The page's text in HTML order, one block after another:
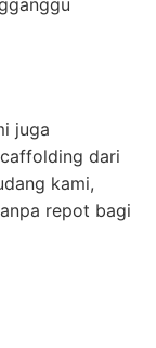
juga
dari
kami,
repot bagi